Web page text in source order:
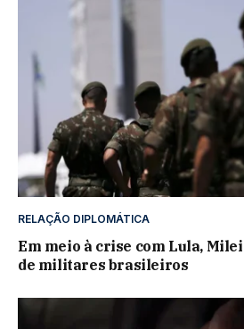
RELAÇÃO DIPLOMÁTICA
Em meio à crise com Lula,
de militares brasileiros